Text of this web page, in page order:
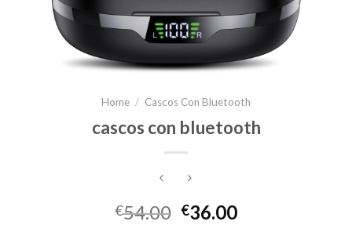
Home / Cascos Con Bluetooth
cascos con bluetooth
€54.00 €36.00